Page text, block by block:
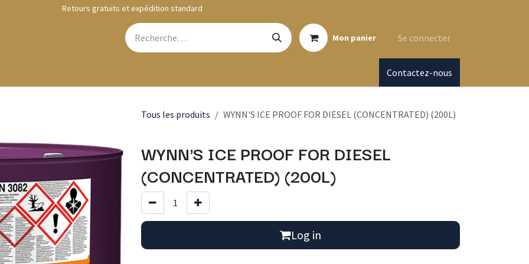
Retours gratuits et expédition standard
Mon panier Se connecter
Contactez-nous
Tous les produits WYNN'S ICE PROOF FOR DIESEL (CONCENTRATED) (200L)
WYNN'S ICE PROOF FOR DIESEL
(CONCENTRATED) (200L)
Log in